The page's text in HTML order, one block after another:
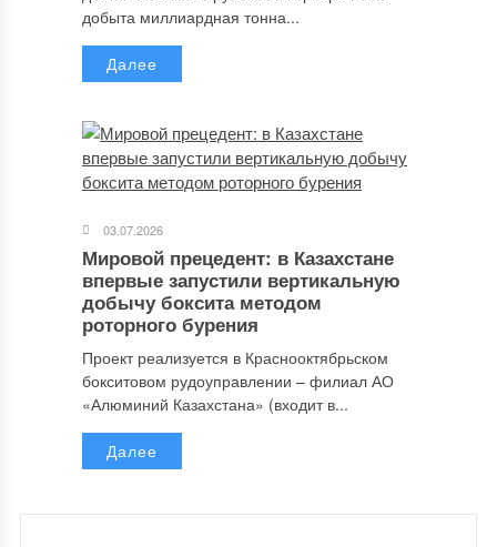
добыта миллиардная тонна...
Далее
03.07.2026
Мировой прецедент: в Казахстане
впервые запустили вертикальную
добычу боксита методом
роторного бурения
Проект реализуется в Краснооктябрьском
бокситовом рудоуправлении – филиал АО
«Алюминий Казахстана» (входит в...
Далее